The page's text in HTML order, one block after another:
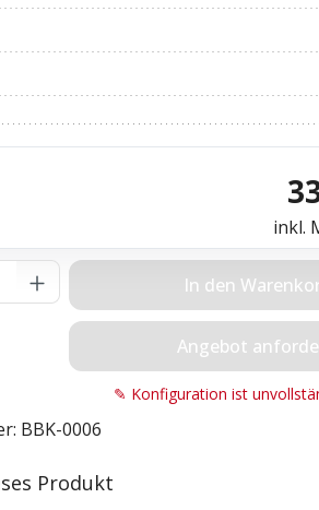
inkl.
Gib den In den
Angebot
✎ Konfiguration ist
BBK-0006
Produkt